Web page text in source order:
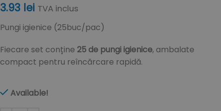
3.93 lei TVA inclus
Pungi igienice (25buc/pac)
Fiecare set conține 25 de pungi igienice, ambalate
compact pentru reîncărcare rapidă.
Available!